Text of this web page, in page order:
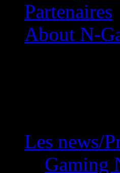
Partenaires
About N-
Les news/
Gaming